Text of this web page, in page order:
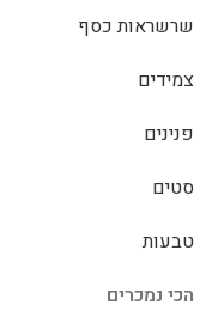
שרשראות כסף
צמידים
פנינים
סטים
טבעות
הכי נמכרים